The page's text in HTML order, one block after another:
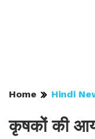
Home Hindi
कृषकों की